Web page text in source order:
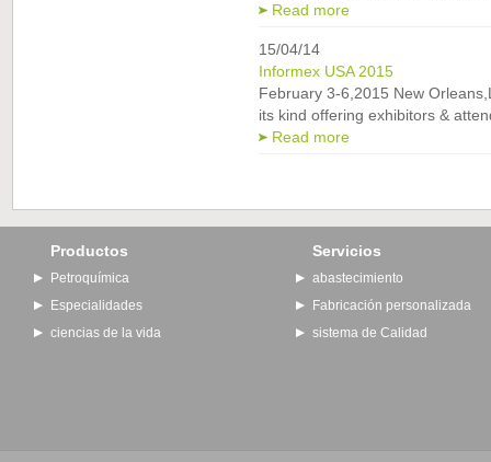
Read more
15/04/14
Informex USA 2015
February 3-6,2015 New
its kind offering exhibitors &
Read more
Productos
Petroquímica
Especialidades
ciencias de la vida
Servicios
abastecimiento
Fabricación personalizada
sistema de Calidad